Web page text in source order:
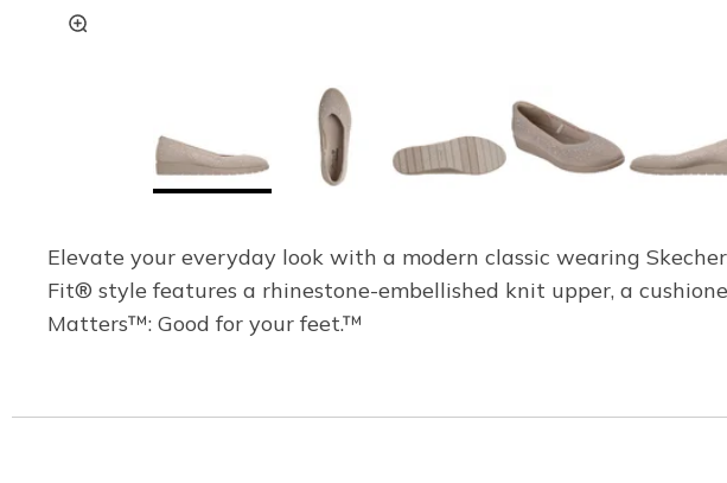
Elevate your everyday look with a modern classic wearing
Fit® style features a rhinestone-embellished knit upper, a
Matters™: Good for your feet.™